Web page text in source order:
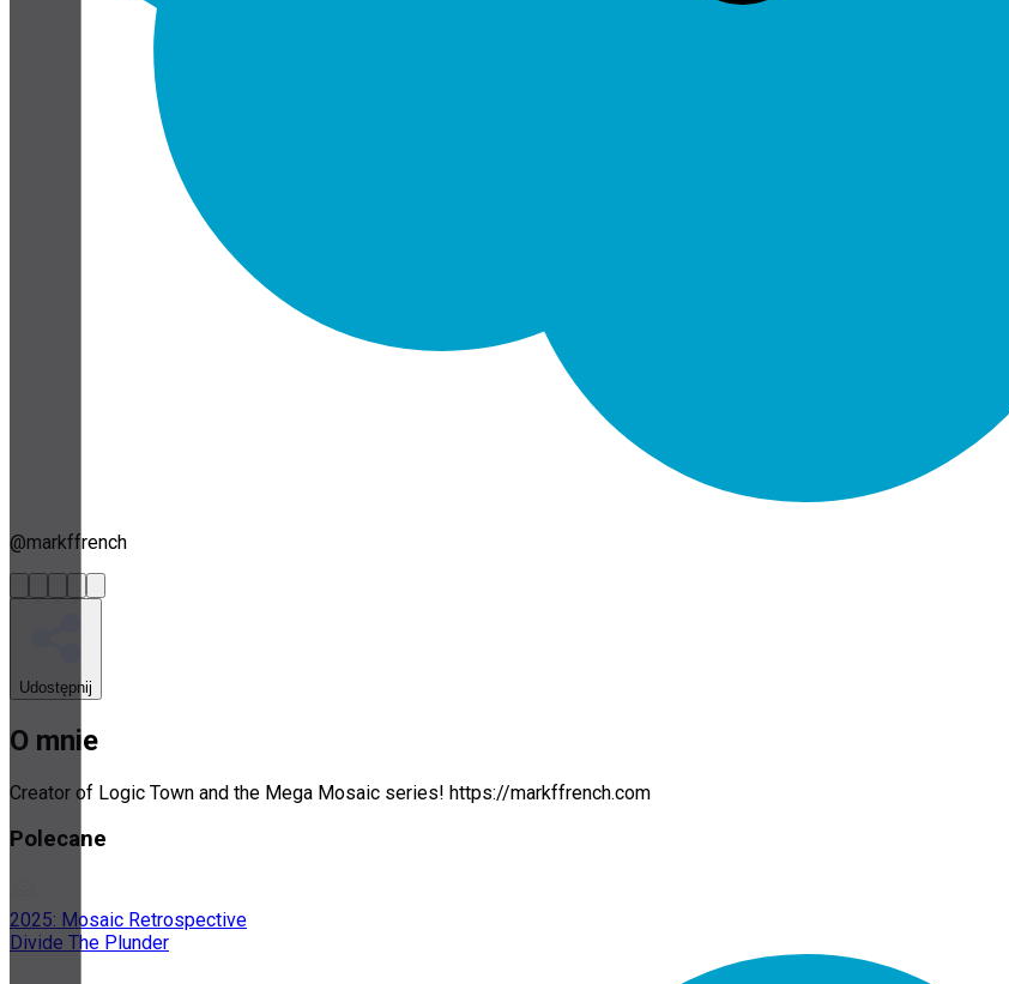
@markffrench
Udostępnij
O mnie
Creator of Logic Town and the Mega Mosaic series! https://markffrench.com
Polecane
2025: Mosaic Retrospective
Divide The Plunder